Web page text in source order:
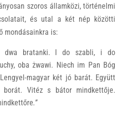
szoros államközi, történelmi
és utal a két nép közötti
mondásainkra is:
dwa bratanki. I do szabli, i do
oba żwawi. Niech im Pan Bóg
magyar két jó barát. Együtt
borát. Vitéz s bátor mindkettője.
.”